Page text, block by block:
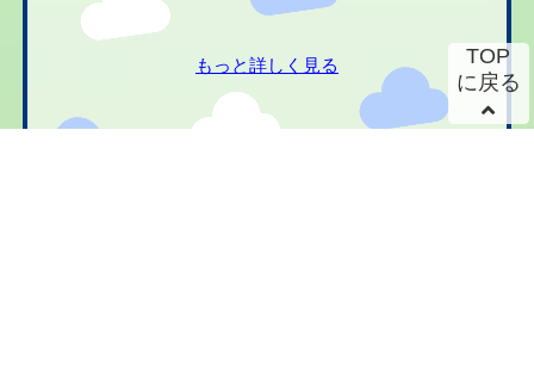
もっと詳しく見る
TOP
に戻る